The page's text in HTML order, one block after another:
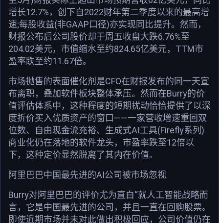
增长12.7%，创下自2022财年第二季度以来的最高增
速;每股收益(非GAAP口径)亦实现同比提升。然而，
财报公布后公司股价却于周五收盘大跌6.76%至
204.02美元，市值缩水至约824.65亿美元，TTM市
盈率跌至约11.67倍。
市场抛售的表面催化剂是CFO在财报发布的同一天宣
布离职，叠加软件板块整体承压。然而在Burry的价
值评估体系中，这种程度的短期扰动恰恰提供了以深
度折价买入优质资产的窗口——一家营收增速重回双
位数、自由现金流充裕、生成式AI工具(Firefly系列)
商业化仍在落地的软件龙头，市盈率跌至12倍以
下，这种定价显然脱离了其内在价值。
阿里巴巴中国最先进的AI公司被市场忽视
Burry对阿里巴巴的评价尤为直白“就人工智能战略而
言，它是中国最先进的公司，并且一直在回购股票。
即使近期市场并未对此做出积极回应，公司价值仍在